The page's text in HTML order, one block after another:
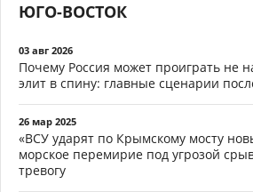
ЮГО-ВОСТОК
03 авг 2026
Почему Россия может проиграть не
элит в спину: главные сценарии
26 мар 2025
«ВСУ ударят по Крымскому мосту
морское перемирие под угрозой
тревогу